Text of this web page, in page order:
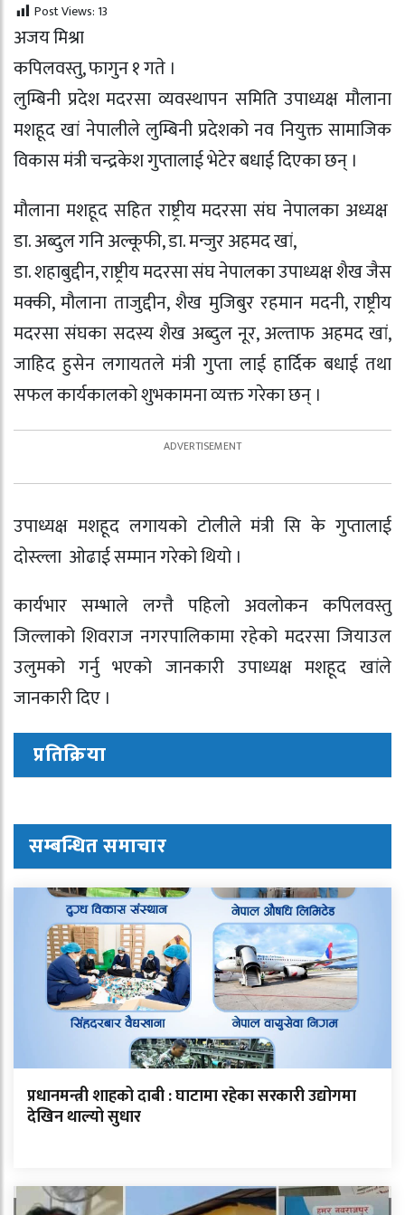
Post Views: 13
अजय मिश्रा
कपिलवस्तु, फागुन १ गते ।
लुम्बिनी प्रदेश मदरसा व्यवस्थापन समिति उपाध्यक्ष मौलाना
मशहूद खां नेपालीले लुम्बिनी प्रदेशको नव नियुक्त सामाजिक
विकास मंत्री चन्द्रकेश गुप्तालाई भेटेर बधाई दिएका छन् ।
मौलाना मशहूद सहित राष्ट्रीय मदरसा संघ नेपालका अध्यक्ष
डा. अब्दुल गनि अल्कूफी, डा. मन्जुर अहमद खां,
डा. शहाबुद्दीन, राष्ट्रीय मदरसा संघ नेपालका उपाध्यक्ष शैख जैस
मक्की, मौलाना ताजुद्दीन, शैख मुजिबुर रहमान मदनी, राष्ट्रीय
मदरसा संघका सदस्य शैख अब्दुल नूर, अल्ताफ अहमद खां,
जाहिद हुसेन लगायतले मंत्री गुप्ता लाई हार्दिक बधाई तथा
सफल कार्यकालको शुभकामना व्यक्त गरेका छन् ।
उपाध्यक्ष मशहूद लगायको टोलीले मंत्री सि के गुप्तालाई
दोस्ल्ला ओढाई सम्मान गरेकाे थियो ।
कार्यभार सम्भाले लग्त्तै पहिलो अवलोकन कपिलवस्तु
जिल्लाको शिवराज नगरपालिकामा रहेको मदरसा जियाउल
उलुमको गर्नु भएको जानकारी उपाध्यक्ष मशहूद खांले
जानकारी दिए ।
प्रतिक्रिया
सम्बन्धित समाचार
प्रधानमन्त्री शाहको दाबी : घाटामा रहेका सरकारी उद्योगमा
देखिन थाल्यो सुधार